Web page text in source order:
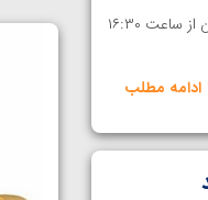
خانه کشتی | مرحله نیمه‌نهایی پنج وزن نخست رقابت‌های کشتی آزاد نوجوانان قهرمانی جهان از ساعت ۱۶:۳۰
ادامه مطلب